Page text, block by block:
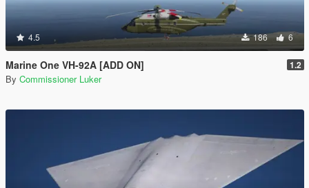
4.5 186 6
Marine One VH-92A [ADD ON] 1.2
By Commissioner Luker